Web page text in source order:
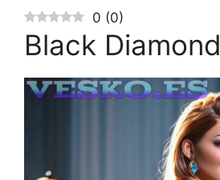
0 (0)
Black Diamond